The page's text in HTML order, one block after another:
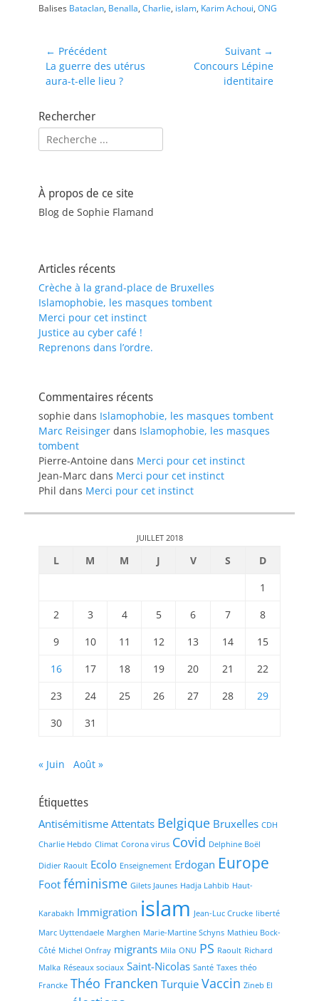
Balises Bataclan, Benalla, Charlie, islam, Karim Achoui, ONG
Navigation
de
l’article
← Précédent
Article
précédent :
La guerre des utérus
aura-t-elle lieu ?
Suivant →
Concours Lépine
identitaire
Rechercher
Rechercher :
À propos de ce site
Blog de Sophie Flamand
Articles récents
Crèche à la grand-place de Bruxelles
Islamophobie, les masques tombent
Merci pour cet instinct
Justice au cyber café !
Reprenons dans l’ordre.
Commentaires récents
sophie dans Islamophobie, les masques tombent
Marc Reisinger dans Islamophobie, les masques
tombent
Pierre-Antoine dans Merci pour cet instinct
Jean-Marc dans Merci pour cet instinct
Phil dans Merci pour cet instinct
JUILLET 2018
L M M J V S
D
1
2
3 4 5 6 7
8
9
10 11 12 13 14
15
16
17 18 19 20 21
22
23
24 25 26 27 28
29
30
31
« Juin Août »
Étiquettes
Antisémitisme Attentats Belgique Bruxelles CDH
Charlie Hebdo Climat Corona virus Covid Delphine Boël
Didier Raoult Ecolo Enseignement Erdogan Europe
Foot féminisme Gilets Jaunes Hadja Lahbib Haut-
Karabakh Immigration islam Jean-Luc Crucke liberté
Marc Uyttendaele Marghen Marie-Martine Schyns Mathieu Bock-
Côté Michel Onfray migrants Mila ONU PS Raoult Richard
Malka Réseaux sociaux Saint-Nicolas Santé Taxes théo
Francke Théo Francken Turquie Vaccin Zineb El